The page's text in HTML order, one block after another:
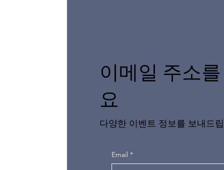
이메일 주소
요
다양한 이벤트 정보를 보내드
Email *